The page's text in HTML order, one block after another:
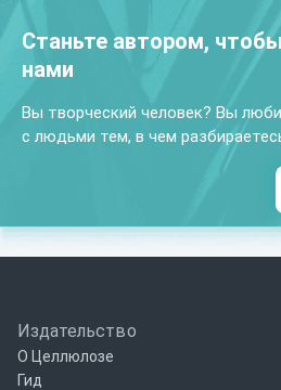
Станьте автором,
нами
Вы творческий человек? Вы
с людьми тем, в чем
Издательство
О Целлюлозе
Гид